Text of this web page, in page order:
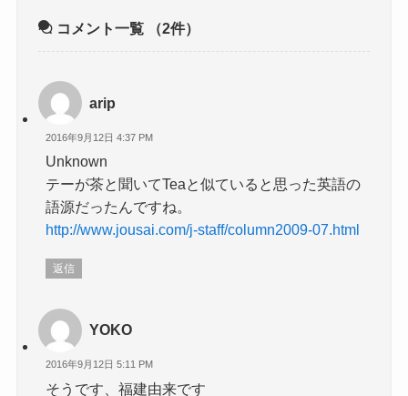
コメント一覧 （2件）
arip
2016年9月12日 4:37 PM
Unknown
テーが茶と聞いてTeaと似ていると思った英語の
語源だったんですね。
http://www.jousai.com/j-staff/column2009-07.html
返信
YOKO
2016年9月12日 5:11 PM
そうです、福建由来です